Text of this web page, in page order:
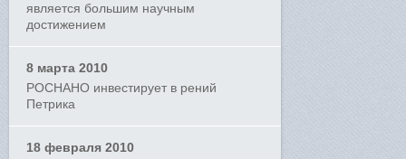
является большим научным
достижением
8 марта 2010
РОСНАНО инвестирует в рений
Петрика
18 февраля 2010